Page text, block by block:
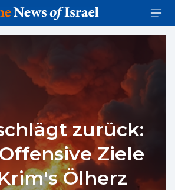
zurück:
Ziele
Ölherz